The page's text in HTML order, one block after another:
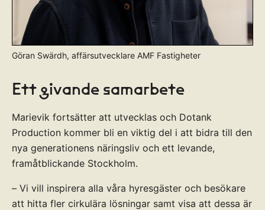
Göran Swärdh, affärsutvecklare AMF Fastigheter
Ett givande samarbete
Marievik fortsätter att utvecklas och Dotank
Production kommer bli en viktig del i att bidra till den
nya generationens näringsliv och ett levande,
framåtblickande Stockholm.
– Vi vill inspirera alla våra hyresgäster och besökare
att hitta fler cirkulära lösningar samt visa att dessa är